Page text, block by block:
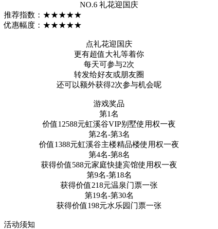
NO.6 礼花迎国庆
推荐指数：★★★★★
优惠幅度：★★★★★
点礼花迎国庆
更有超值大礼等着你
每天可参与2次
转发给好友或朋友圈
还可以额外获得2次参与机会呢
游戏奖品
第1名
价值12588元虹溪谷VIP别墅使用权一夜
第2名-第3名
价值1388元虹溪谷主楼精品楼使用权一夜
第4名-第8名
获得价值588元家庭快捷宾馆使用权一夜
第9名-第18名
获得价值218元温泉门票一张
第19名-第30名
获得价值198元水乐园门票一张
活动须知